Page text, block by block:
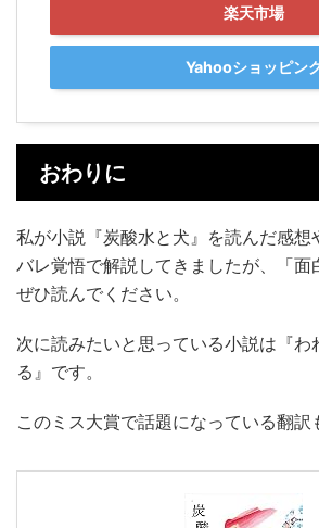
楽天市場
Yahooショッピン
おわりに
私が小説『炭酸水と犬』を読んだ感想
バレ覚悟で解説してきましたが、「面
ぜひ読んでください。
次に読みたいと思っている小説は『わ
る』です。
このミス大賞で話題になっている翻訳